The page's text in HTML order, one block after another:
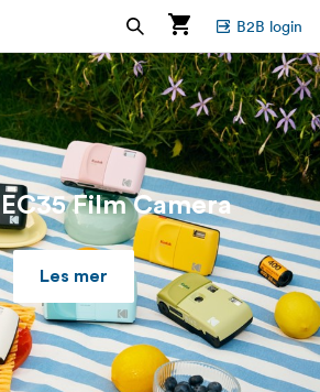
B2B login
Film Camera
Les mer